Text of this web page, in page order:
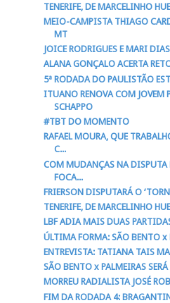
TENERIFE, DE MARCELINHO
MEIO-CAMPISTA THIAGO
MT
JOICE RODRIGUES E MARI
ALANA GONÇALO ACERTA
5ª RODADA DO PAULISTÃO
ITUANO RENOVA COM JOVEM
SCHAPPO
#TBT DO MOMENTO
RAFAEL MOURA, QUE
C...
COM MUDANÇAS NA DISPUTA
FOCA...
FRIERSON DISPUTARÁ O
TENERIFE, DE MARCELINHO
LBF ADIA MAIS DUAS
ÚLTIMA FORMA: SÃO BENTO
ENTREVISTA: TATIANA TAIS
SÃO BENTO x PALMEIRAS
MORREU RADIALISTA JOSÉ
FIM DA RODADA 4: